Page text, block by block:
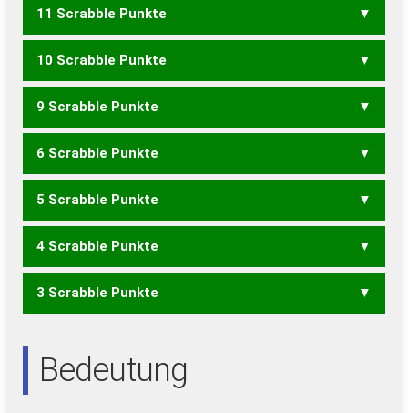
REVIERT VERREIT VERTIER
11 Scrabble Punkte
REVIER VIERER VIERTE
10 Scrabble Punkte
VERTE VIERE VIERT
9 Scrabble Punkte
ERVE VIER VITE
6 Scrabble Punkte
REITER TRIERE
5 Scrabble Punkte
EIERT EITER EITRE IRRET
TRIER
4 Scrabble Punkte
EIER EIRE IRRE IRRT
3 Scrabble Punkte
Bedeutung